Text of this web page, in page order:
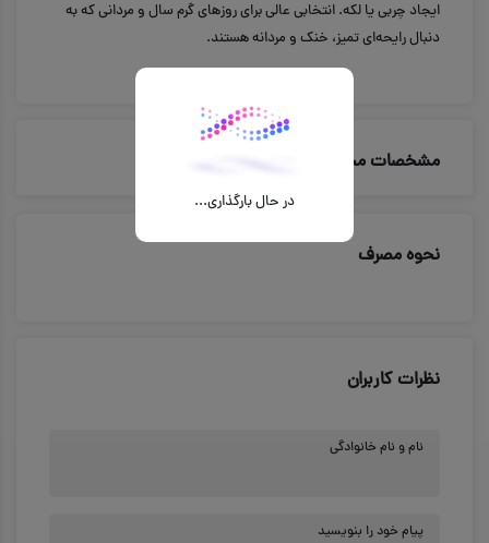
ایجاد چربی یا لکه. انتخابی عالی برای روزهای گرم سال و مردانی که به
دنبال رایحه‌ای تمیز، خنک و مردانه هستند.
مشخصات محصول
نحوه مصرف
نظرات کاربران
نام و نام خانوادگی
پیام خود را بنویسید
در حال بارگذاری...